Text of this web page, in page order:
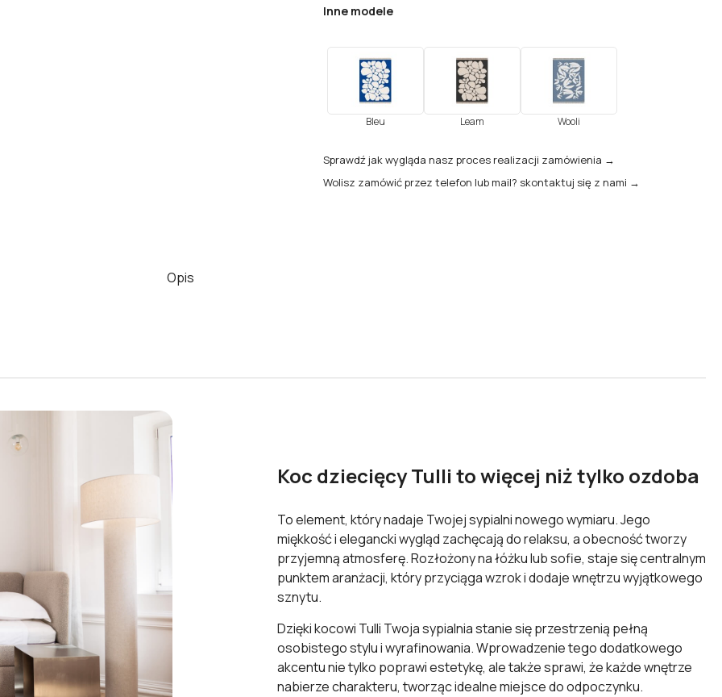
Inne modele
Bleu Leam Wooli
Sprawdź jak wygląda nasz proces realizacji zamówienia →
Wolisz zamówić przez telefon lub mail? skontaktuj się z nami →
Opis
Koc dziecięcy Tulli to więcej niż tylko ozdoba
To element, który nadaje Twojej sypialni nowego wymiaru. Jego
miękkość i elegancki wygląd zachęcają do relaksu, a obecność tworzy
przyjemną atmosferę. Rozłożony na łóżku lub sofie, staje się centralnym
punktem aranżacji, który przyciąga wzrok i dodaje wnętrzu wyjątkowego
sznytu.
Dzięki kocowi Tulli Twoja sypialnia stanie się przestrzenią pełną
osobistego stylu i wyrafinowania. Wprowadzenie tego dodatkowego
akcentu nie tylko poprawi estetykę, ale także sprawi, że każde wnętrze
nabierze charakteru, tworząc idealne miejsce do odpoczynku.